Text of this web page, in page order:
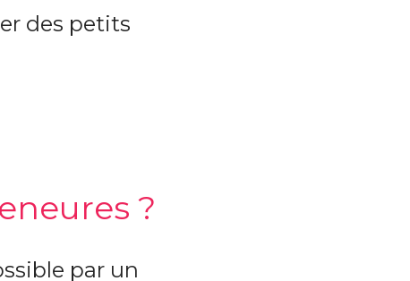
des petits
?
par un